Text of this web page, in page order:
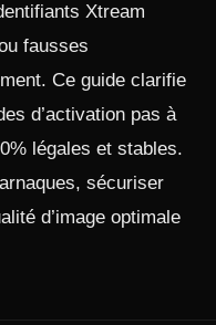
Xtream
fausses
Ce guide clarifie
d’activation pas à
légales et stables.
sécuriser
d’image optimale